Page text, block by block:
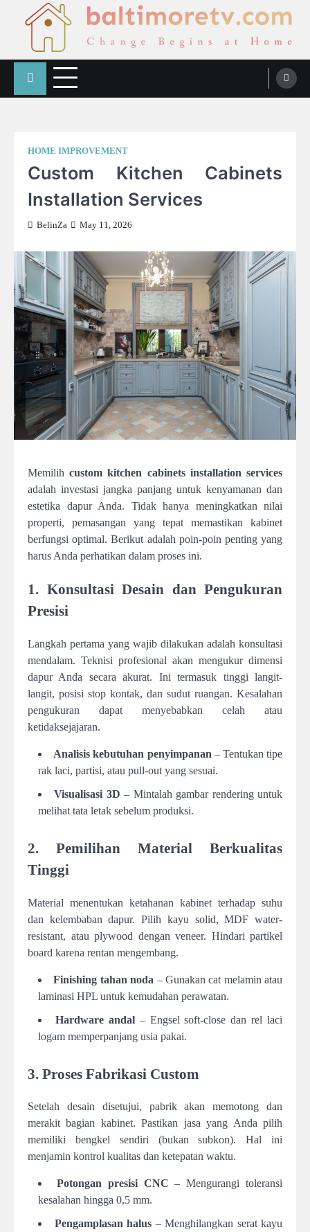
Baltimoretv
Change Begins at Home
HOME IMPROVEMENT
Custom Kitchen Cabinets
Installation Services
BelinZa May 11, 2026
Memilihcustom kitchen cabinets installation services
adalah investasi jangka panjang untuk kenyamanan dan
estetika dapur Anda. Tidak hanya meningkatkan nilai
properti, pemasangan yang tepat memastikan kabinet
berfungsi optimal. Berikut adalah poin-poin penting yang
harus Anda perhatikan dalam proses ini.
1. Konsultasi Desain dan Pengukuran
Presisi
Langkah pertama yang wajib dilakukan adalah konsultasi
mendalam. Teknisi profesional akan mengukur dimensi
dapur Anda secara akurat. Ini termasuk tinggi langit-
langit, posisi stop kontak, dan sudut ruangan. Kesalahan
pengukuran dapat menyebabkan celah atau
ketidaksejajaran.
Analisis kebutuhan penyimpanan – Tentukan tipe
rak laci, partisi, atau pull-out yang sesuai.
Visualisasi 3D – Mintalah gambar rendering untuk
melihat tata letak sebelum produksi.
2. Pemilihan Material Berkualitas
Tinggi
Material menentukan ketahanan kabinet terhadap suhu
dan kelembaban dapur. Pilih kayu solid, MDF water-
resistant, atau plywood dengan veneer. Hindari partikel
board karena rentan mengembang.
Finishing tahan noda – Gunakan cat melamin atau
laminasi HPL untuk kemudahan perawatan.
Hardware andal– Engsel soft-close dan rel laci
logam memperpanjang usia pakai.
3. Proses Fabrikasi Custom
Setelah desain disetujui, pabrik akan memotong dan
merakit bagian kabinet. Pastikan jasa yang Anda pilih
memiliki bengkel sendiri (bukan subkon). Hal ini
menjamin kontrol kualitas dan ketepatan waktu.
Potongan presisi CNC – Mengurangi toleransi
kesalahan hingga 0,5 mm.
Pengamplasan halus – Menghilangkan serat kayu